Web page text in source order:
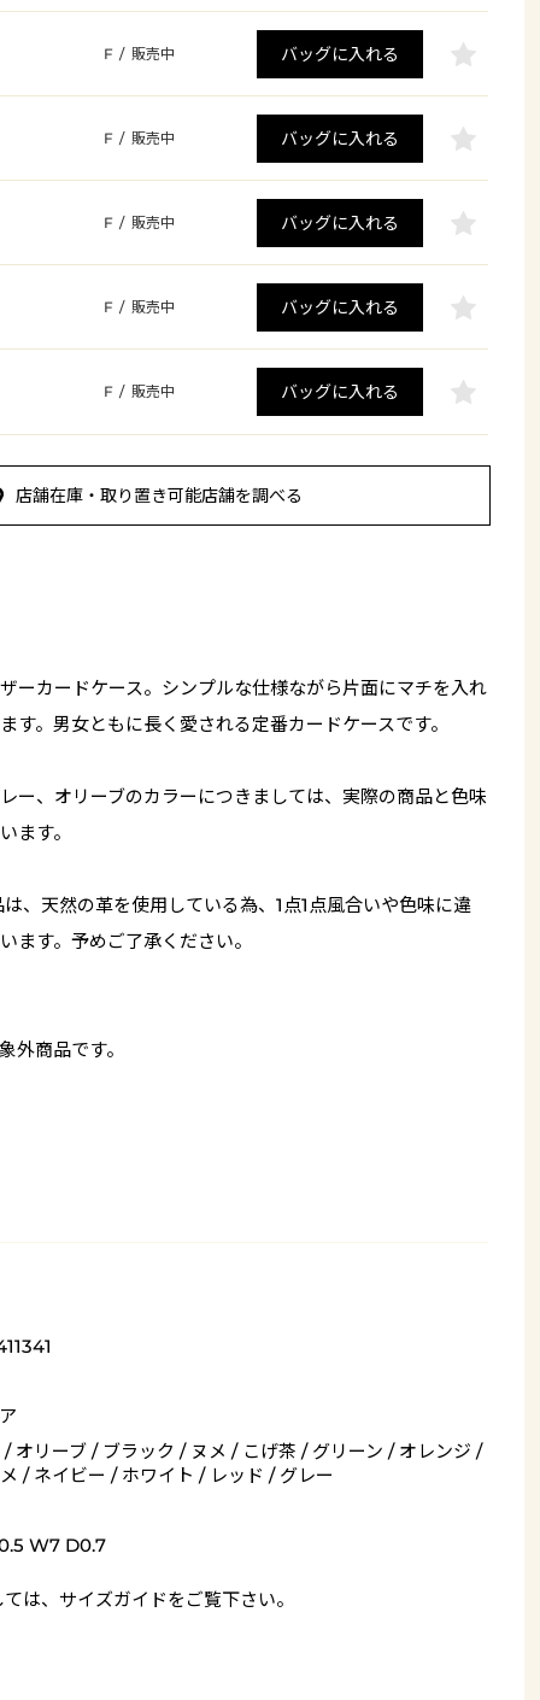
F / 販売中 バッグに入れる
F / 販売中 バッグに入れる
F / 販売中 バッグに入れる
F / 販売中 バッグに入れる
F / 販売中 バッグに入れる
店舗在庫・取り置き可能店舗を調べる
ーカードケース。シンプルな仕様ながら片面にマチを入れ
す。男女ともに長く愛される定番カードケースです。
ー、オリーブのカラーにつきましては、実際の商品と色味
ます。
、天然の革を使用している為、1点1点風合いや色味に違
ます。予めご了承ください。
外商品です。
/ オリーブ / ブラック / ヌメ / こげ茶 / グリーン / オレンジ /
/ ネイビー / ホワイト / レッド / グレー
W7 D0.7
は、 サイズガイドをご覧下さい。